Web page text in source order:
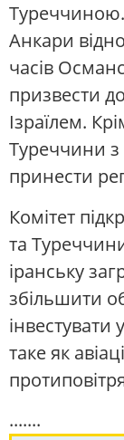
Анкари
часів
призвести
Ізраїлем.
Туреччини
принести
Комітет
та
іранську
збільшити
таке як
.......